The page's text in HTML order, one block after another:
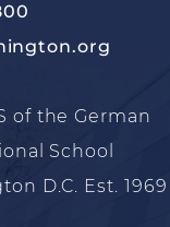
of the German
School
D.C. Est. 1969